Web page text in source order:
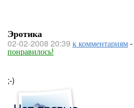
Эротика
02-02-2008 20:39 к комментариям-
понравилось!
;-)